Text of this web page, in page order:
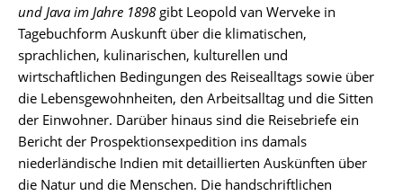
und Java im Jahre 1898 gibt Leopold van Werveke in
Tagebuchform Auskunft über die klimatischen,
sprachlichen, kulinarischen, kulturellen und
wirtschaftlichen Bedingungen des Reisealltags sowie über
die Lebensgewohnheiten, den Arbeitsalltag und die Sitten
der Einwohner. Darüber hinaus sind die Reisebriefe ein
Bericht der Prospektionsexpedition ins damals
niederländische Indien mit detaillierten Auskünften über
die Natur und die Menschen. Die handschriftlichen